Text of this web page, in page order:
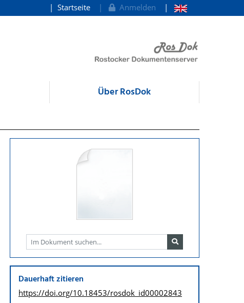
Startseite Anmelden
Über RosDok
Dauerhaft zitieren
https://doi.org/10.18453/rosdok_id00002843